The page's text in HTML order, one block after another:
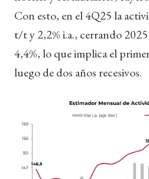
Con esto, en el 4Q25 la
t/t y 2,2% i.a., cerrando
4,4%, lo que implica el
luego de dos años recesivos.